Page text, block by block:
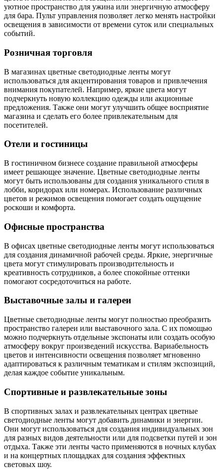
уютное пространство для ужина или энергичную атмосферу
для бара. Пульт управления позволяет легко менять настройки
освещения в зависимости от времени суток или специальных
событий.
Розничная торговля
В магазинах цветные светодиодные ленты могут
использоваться для акцентирования товаров и привлечения
внимания покупателей. Например, яркие цвета могут
подчеркнуть новую коллекцию одежды или акционные
предложения. Также они могут улучшить общее восприятие
магазина и сделать его более привлекательным для
посетителей.
Отели и гостиницы
В гостиничном бизнесе создание правильной атмосферы
имеет решающее значение. Цветные светодиодные ленты
могут быть использованы для создания уникального стиля в
лобби, коридорах или номерах. Использование различных
цветов и режимов освещения помогает создать ощущение
роскоши и комфорта.
Офисные пространства
В офисах цветные светодиодные ленты могут использоваться
для создания динамичной рабочей среды. Яркие, энергичные
цвета могут стимулировать производительность и
креативность сотрудников, а более спокойные оттенки
помогают сосредоточиться на работе.
Выставочные залы и галереи
Цветные светодиодные ленты могут полностью преобразить
пространство галереи или выставочного зала. С их помощью
можно подчеркнуть отдельные экспонаты или создать особую
атмосферу вокруг произведений искусства. Вариабельность
цветов и интенсивности освещения позволяет мгновенно
адаптироваться к различным тематикам и стилям экспозиций,
делая каждое событие уникальным.
Спортивные и развлекательные зоны
В спортивных залах и развлекательных центрах цветные
светодиодные ленты могут добавить динамики и энергии.
Они могут использоваться для создания индивидуальных зон
для разных видов деятельности или для подсветки путей и зон
отдыха. Также эти ленты часто применяются в ночных клубах
и на концертных площадках для создания эффектных
световых шоу.